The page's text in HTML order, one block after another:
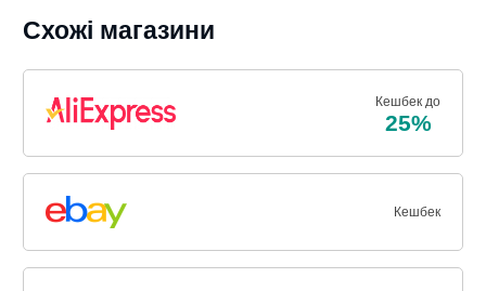
Схожі магазини
Кешбек до
25%
Кешбек